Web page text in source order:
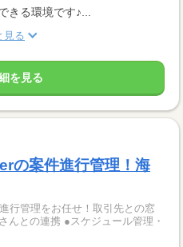
きる環境です♪...
見る
を見る
の案件進行管理！海
行管理をお任せ！取引先との窓
んとの連携 ●スケジュール管理・